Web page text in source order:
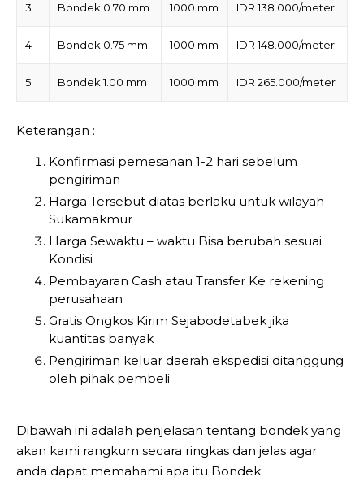
3 Bondek 0.70 mm 1000 mm IDR 138.000/meter
4 Bondek 0.75 mm 1000 mm IDR 148.000/meter
5 Bondek 1.00 mm 1000 mm IDR 265.000/meter
Keterangan :
Konfirmasi pemesanan 1-2 hari sebelum
pengiriman
Harga Tersebut diatas berlaku untuk wilayah
Sukamakmur
Harga Sewaktu – waktu Bisa berubah sesuai
Kondisi
Pembayaran Cash atau Transfer Ke rekening
perusahaan
Gratis Ongkos Kirim Sejabodetabek jika
kuantitas banyak
Pengiriman keluar daerah ekspedisi ditanggung
oleh pihak pembeli
Dibawah ini adalah penjelasan tentang bondek yang
akan kami rangkum secara ringkas dan jelas agar
anda dapat memahami apa itu Bondek.